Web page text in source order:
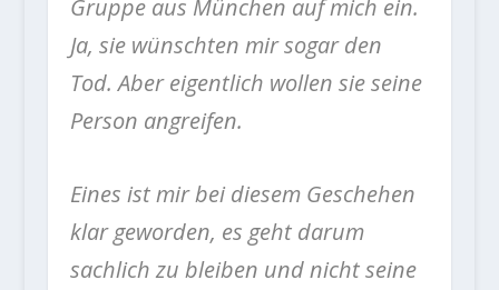
Gruppe aus München auf mich ein.
Ja, sie wünschten mir sogar den
Tod. Aber eigentlich wollen sie seine
Person angreifen.
Eines ist mir bei diesem Geschehen
klar geworden, es geht darum
sachlich zu bleiben und nicht seine